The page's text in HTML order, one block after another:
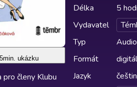
ukázku
pro členy Klubu
Délka
5
Vydavatel
Typ
Formát
Jazyk